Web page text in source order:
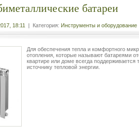
батареи
18:11 | Категория: Инструменты и оборудование
Для обеспечения тепла и комфортного
отопления, которые называют батареями
квартире или доме всегда поддерживается
источнику тепловой энергии.